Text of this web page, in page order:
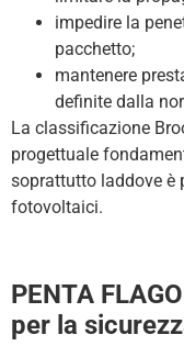
impedire la
pacchetto;
mantenere
definite dalla
La classificazione
progettuale
soprattutto laddove è
fotovoltaici.
PENTA
per la